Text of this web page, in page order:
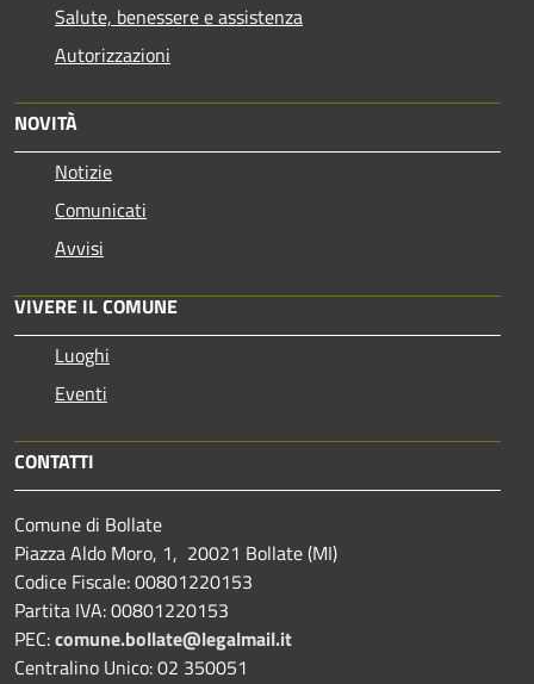
Salute, benessere e assistenza
Autorizzazioni
NOVITÀ
Notizie
Comunicati
Avvisi
VIVERE IL COMUNE
Luoghi
Eventi
CONTATTI
Comune di Bollate
Piazza Aldo Moro, 1, 20021 Bollate (MI)
Codice Fiscale: 00801220153
Partita IVA: 00801220153
PEC:comune.bollate@legalmail.it
Centralino Unico: 02 350051